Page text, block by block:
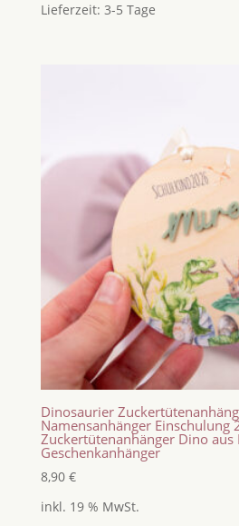
Lieferzeit: 3-5 Tage
Dinosaurier
Namensanhänger Einschulung
Zuckertütenanhänger Dino
Geschenkanhänger
8,90 €
inkl. 19 % MwSt.